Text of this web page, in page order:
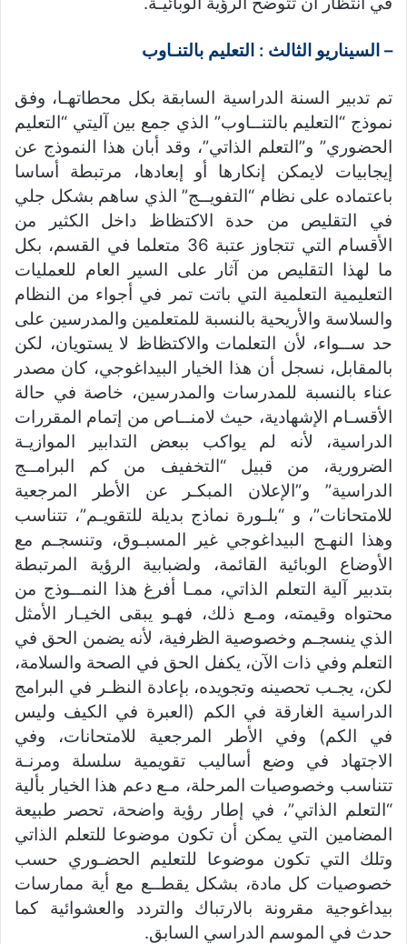
– السيناريو الثالث : التعليم بالتنـاوب
تم تدبير السنة الدراسية السابقة بكل محطاتهـا، وفق
نموذج “التعليم بالتنــاوب” الذي جمع بين آليتي “التعليم
الحضوري” و”التعلم الذاتي”، وقد أبان هذا النموذج عن
إيجابيات لايمكن إنكارها أو إبعادها، مرتبطة أساسا
باعتماده على نظام “التفويــج” الذي ساهم بشكل جلي
في التقليص من حدة الاكتظاظ داخل الكثير من
الأقسام التي تتجاوز عتبة 36 متعلما في القسم، بكل
ما لهذا التقليص من آثار على السير العام للعمليات
التعليمية التعلمية التي باتت تمر في أجواء من النظام
والسلاسة والأريحية بالنسبة للمتعلمين والمدرسين على
حد ســواء، لأن التعلمات والاكتظاظ لا يستويان، لكن
بالمقابل، نسجل أن هذا الخيار البيداغوجي، كان مصدر
عناء بالنسبة للمدرسات والمدرسين، خاصة في حالة
الأقسـام الإشهادية، حيث لامنــاص من إتمام المقررات
الدراسية، لأنه لم يواكب ببعض التدابير الموازيـة
الضرورية، من قبيل “التخفيف من كم البرامــج
الدراسية” و”الإعلان المبكـر عن الأطر المرجعية
للامتحانات”، و “بلـورة نماذج بديلة للتقويـم”، تتناسب
وهذا النهـج البيداغوجي غير المسبـوق، وتنسجـم مع
الأوضاع الوبائية القائمة، ولضبابية الرؤية المرتبطة
بتدبير آلية التعلم الذاتي، ممـا أفرغ هذا النمــوذج من
محتواه وقيمته، ومـع ذلك، فهـو يبقى الخيـار الأمثل
الذي ينسجـم وخصوصية الظرفية، لأنه يضمن الحق في
التعلم وفي ذات الآن، يكفل الحق في الصحة والسلامة،
لكن، يجـب تحصينه وتجويده، بإعادة النظـر في البرامج
الدراسية الغارقة في الكم (العبرة في الكيف وليس
في الكم) وفي الأطر المرجعية للامتحانات، وفي
الاجتهاد في وضع أساليب تقويمية سلسلة ومرنـة
تتناسب وخصوصيات المرحلة، مـع دعم هذا الخيار بألية
“التعلم الذاتي”، في إطار رؤية واضحة، تحصر طبيعة
المضامين التي يمكن أن تكون موضوعا للتعلم الذاتي
وتلك التي تكون موضوعا للتعليم الحضـوري حسب
خصوصيات كل مادة، بشكل يقطــع مع أية ممارسات
بيداغوجية مقرونة بالارتباك والتردد والعشوائية كما
حدث في الموسم الدراسي السابق.